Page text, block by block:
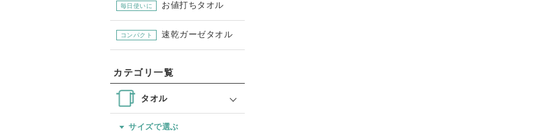
毎日使いに お値打ちタオル
コンパクト 速乾ガーゼタオル
カテゴリ一覧
タオル
サイズで選ぶ